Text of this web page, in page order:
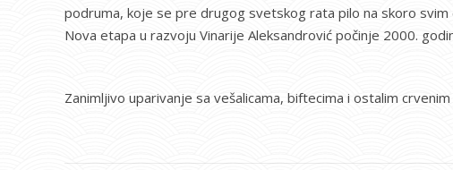
podruma, koje se pre drugog svetskog rata pilo na skoro
Nova etapa u razvoju Vinarije Aleksandrović počinje 2000.
Zanimljivo uparivanje sa vešalicama, biftecima i ostalim